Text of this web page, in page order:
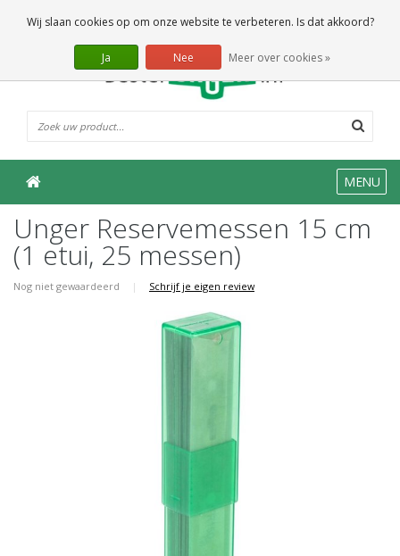
0 Artikelen
MENU
Unger Reservemessen 15 cm
(1 etui, 25 messen)
Nog niet gewaardeerd | Schrijf je eigen review
Wij slaan cookies op om onze website te verbeteren. Is dat akkoord?
Ja Nee Meer over cookies »